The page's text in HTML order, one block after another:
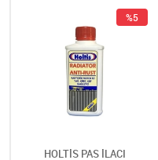
HOLTİS PAS İLACI
%5